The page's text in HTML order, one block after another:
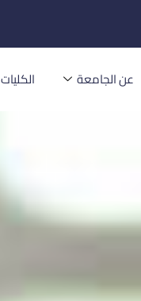
عن الجامعة الكليات